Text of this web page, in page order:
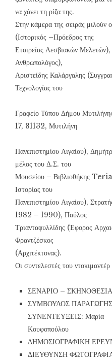
να χάνει τη ρίζα της.
Στην κάμερα της σειράς μιλούν
(Ιστορικός –Πρόεδρος της
Εταιρείας Λεσβιακών
Ανθρωπολόγος),
Αριστείδης Καλάργαλης
Τεχνολογίας του
Γραφείο Τύπου Δήμου
17, 81132, Μυτιλήνη
Πανεπιστημίου Αιγαίου),
μέλος του Δ.Σ. του
Μουσείου – Βιβλιοθήκης
Ιστορίας του
Πανεπιστημίου Αιγαίου),
1982 – 1990), Παύλος
Τριανταφυλλίδης (Έφορος
Φραντζέσκος
(Αρχιτέκτονας).
Οι συντελεστές του ντοκιμαντέρ
ΣΕΝΑΡΙΟ – ΣΚΗΝΟΘΕΣΙΑ:
ΣΥΜΒΟΥΛΟΣ
ΣΥΝΕΝΤΕΥΞΕΙΣ: Μαρία
Κουφοπούλου
ΔΗΜΟΣΙΟΓΡΑΦΙΚΗ
ΔΙΕΥΘΥΝΣΗ